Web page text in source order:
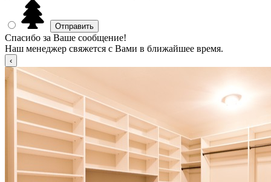
Спасибо за Ваше сообщение!
Наш менеджер свяжется с Вами в ближайшее время.